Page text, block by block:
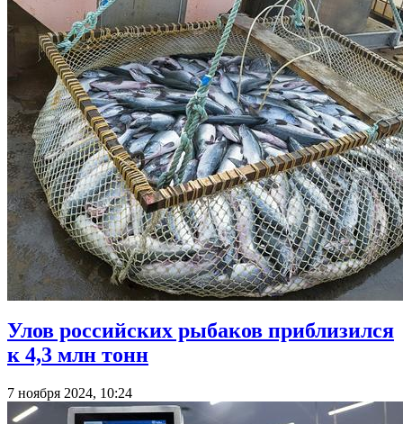
Улов российских рыбаков приблизился
к 4,3 млн тонн
7 ноября 2024, 10:24